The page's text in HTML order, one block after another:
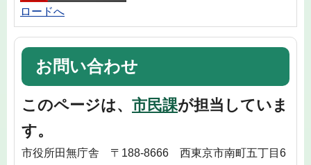
ロードへ
お問い合わせ
このページは、 市民課が担当していま
す。
市役所田無庁舎 〒188-8666 西東京市南町五丁目6